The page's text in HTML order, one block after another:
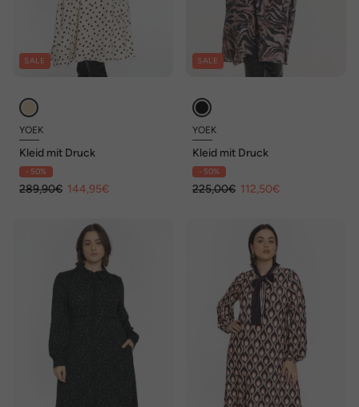
SALE
YOEK
Kleid mit Druck
- 50%
289,90€ 144,95€
SALE
YOEK
Kleid mit Druck
- 50%
225,00€ 112,50€